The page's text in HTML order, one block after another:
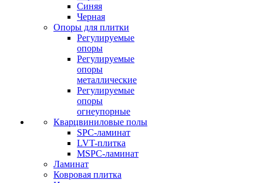
Синяя
Черная
Опоры для плитки
Регулируемые
опоры
Регулируемые
опоры
металлические
Регулируемые
опоры
огнеупорные
Кварцвиниловые полы
SPC-ламинат
LVT-плитка
MSPC-ламинат
Ламинат
Ковровая плитка